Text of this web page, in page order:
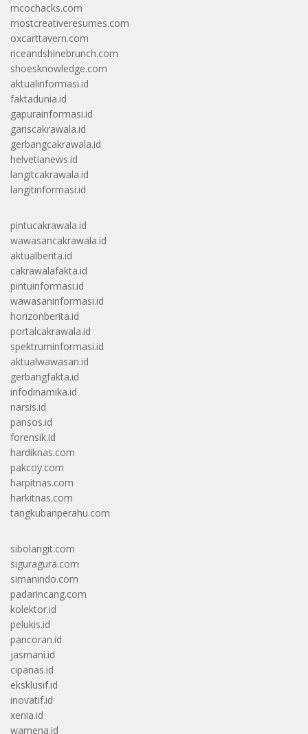
mcochacks.com
mostcreativeresumes.com
oxcarttavern.com
riceandshinebrunch.com
shoesknowledge.com
aktualinformasi.id
faktadunia.id
gapurainformasi.id
gariscakrawala.id
gerbangcakrawala.id
helvetianews.id
langitcakrawala.id
langitinformasi.id
pintucakrawala.id
wawasancakrawala.id
aktualberita.id
cakrawalafakta.id
pintuinformasi.id
wawasaninformasi.id
horizonberita.id
portalcakrawala.id
spektruminformasi.id
aktualwawasan.id
gerbangfakta.id
infodinamika.id
narsis.id
pansos.id
forensik.id
hardiknas.com
pakcoy.com
harpitnas.com
harkitnas.com
tangkubanperahu.com
sibolangit.com
siguragura.com
simanindo.com
padarincang.com
kolektor.id
pelukis.id
pancoran.id
jasmani.id
cipanas.id
eksklusif.id
inovatif.id
xenia.id
wamena.id